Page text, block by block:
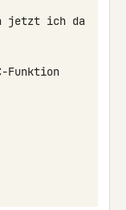
Funktion